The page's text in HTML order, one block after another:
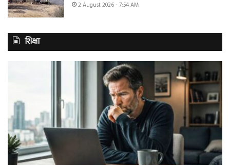
2 August 2026 - 7:54 AM
शिक्षा